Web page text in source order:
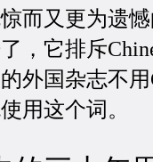
又更为遗憾
，它排斥
外国杂志不
用这个词。